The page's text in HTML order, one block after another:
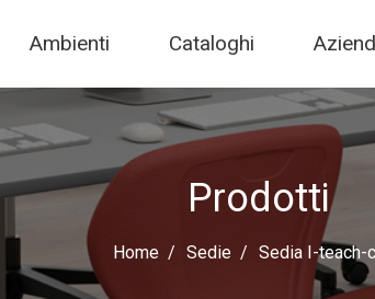
Ambienti Cataloghi
Prodotti
Home Sedie Sedia I-teach-